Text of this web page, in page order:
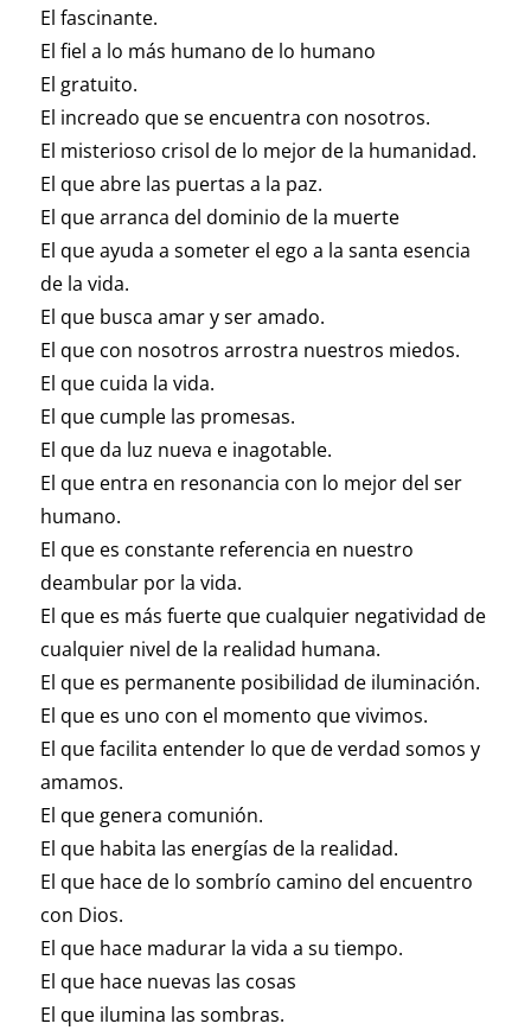
El fascinante.
El fiel a lo más humano de lo humano
El gratuito.
El increado que se encuentra con nosotros.
El misterioso crisol de lo mejor de la humanidad.
El que abre las puertas a la paz.
El que arranca del dominio de la muerte
El que ayuda a someter el ego a la santa esencia
de la vida.
El que busca amar y ser amado.
El que con nosotros arrostra nuestros miedos.
El que cuida la vida.
El que cumple las promesas.
El que da luz nueva e inagotable.
El que entra en resonancia con lo mejor del ser
humano.
El que es constante referencia en nuestro
deambular por la vida.
El que es más fuerte que cualquier negatividad de
cualquier nivel de la realidad humana.
El que es permanente posibilidad de iluminación.
El que es uno con el momento que vivimos.
El que facilita entender lo que de verdad somos y
amamos.
El que genera comunión.
El que habita las energías de la realidad.
El que hace de lo sombrío camino del encuentro
con Dios.
El que hace madurar la vida a su tiempo.
El que hace nuevas las cosas
El que ilumina las sombras.